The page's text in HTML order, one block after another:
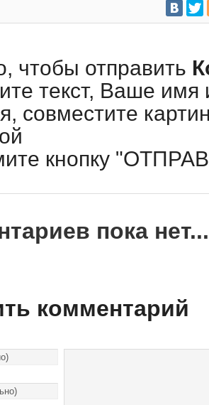
чтобы отправить
текст, Ваше имя
совместите
кнопку
пока
комментарий